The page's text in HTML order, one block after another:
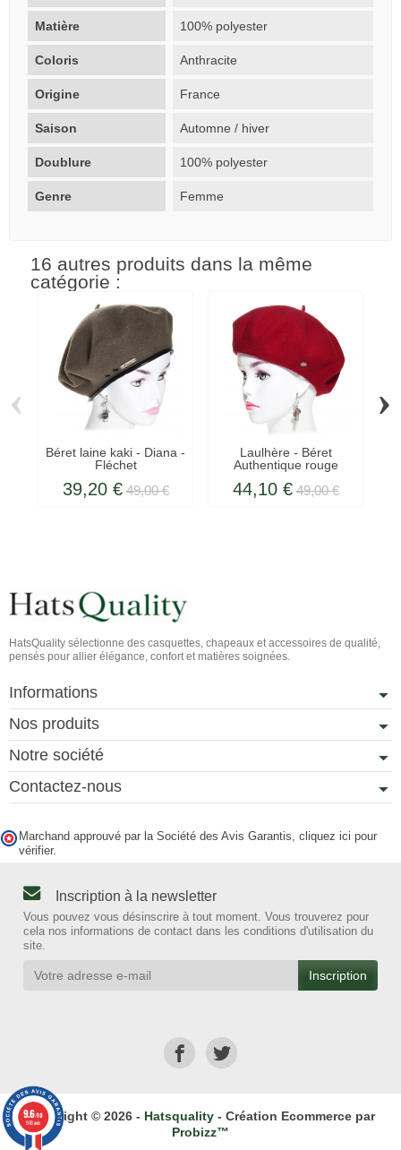
Matière 100% polyester
Coloris Anthracite
Origine France
Saison Automne / hiver
Doublure 100% polyester
Genre Femme
16 autres produits dans la même
catégorie :
Béret laine kaki - Diana -
Fléchet
39,20 € 49,00 €
Laulhère - Béret
Authentique rouge
44,10 € 49,00 €
‹ ›
HatsQuality sélectionne des casquettes, chapeaux et accessoires de qualité,
pensés pour allier élégance, confort et matières soignées.
Informations
Nos produits
Notre société
Contactez-nous
Marchand approuvé par la Société des Avis Garantis, cliquez ici pour
vérifier.
Inscription à la newsletter
Vous pouvez vous désinscrire à tout moment. Vous trouverez pour
cela nos informations de contact dans les conditions d'utilisation du
site.
Copyright © 2026 - Hatsquality- Création Ecommerce par
Probizz™
9.6/10
918 avis